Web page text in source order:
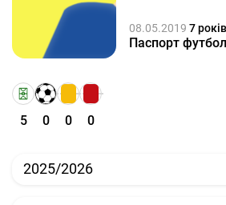
08.05.2019 7 років
Паспорт
5 0 0 0
2025/2026